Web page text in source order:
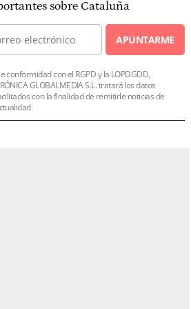
sobre Cataluña
APUNTARME
conformidad con el RGPD y la LOPDGDD,
GLOBALMEDIA S.L. tratará los datos
con la finalidad de remitirle noticias de